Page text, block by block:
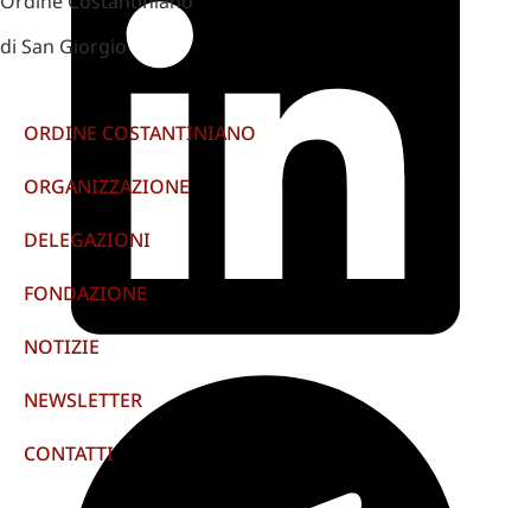
di San Giorgio
ORDINE COSTANTINIANO
ORGANIZZAZIONE
DELEGAZIONI
FONDAZIONE
NOTIZIE
NEWSLETTER
CONTATTI